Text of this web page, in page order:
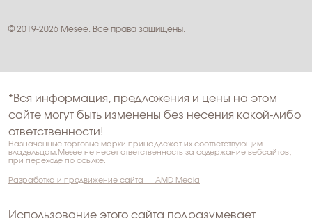
© 2019-2026 Mesee. Все права защищены.
*Вся информация, предложения и цены на этом
сайте могут быть изменены без несения какой-либо
ответственности!
Назначенные торговые марки принадлежат их соответствующим
владельцам.Mesee не несет ответственность за содержание вебсайтов,
при переходе по ссылке.
Разработка и продвижение сайта — AMD Media
Использование этого сайта подразумевает